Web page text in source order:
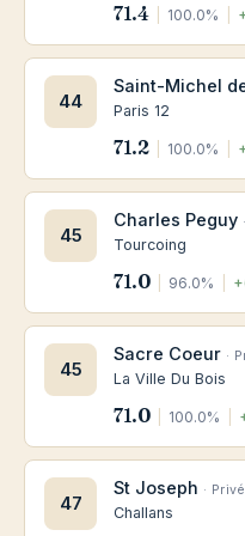
71.4 100.0%
44
Saint-Michel
Paris 12
71.2 100.0%
45
Charles Peguy
Tourcoing
71.0 96.0%
45
Sacre Coeur ·
La Ville Du Bois
71.0 100.0%
47
St Joseph · Privé
Challans